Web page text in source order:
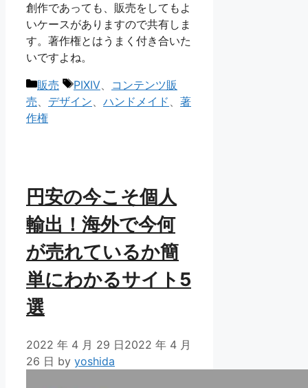
創作であっても、販売をしてもよ
いケースがありますので共有しま
す。著作権とはうまく付き合いた
いですよね。
カ
ゴ
販売
タ
グ
PIXIV、 コンテンツ販
売、 デザイン、 ハンドメイド 、 著
作権
円安の今こそ個人
輸出！海外で今何
が売れているか簡
単にわかるサイト5
選
2022 年 4 月 29 日2022 年 4 月
26 日 by yoshida